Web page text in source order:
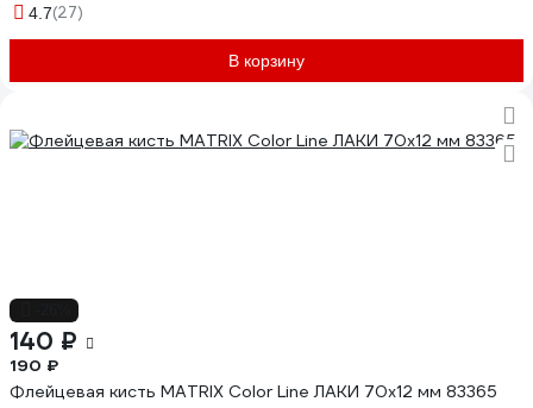
4.7(27)
В корзину
140 ₽
190 ₽
Флейцевая кисть MATRIX Color Line ЛАКИ 70х12 мм 83365